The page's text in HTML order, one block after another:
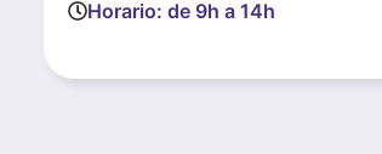
Horario: de 9h a 14h